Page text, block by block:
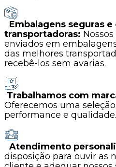
Embalagens seguras
transportadoras:
enviados em
das melhores
recebê-los sem avarias.
Trabalhamos com
Oferecemos uma
performance e qualidade.
Atendimento
disposição para ouvir as